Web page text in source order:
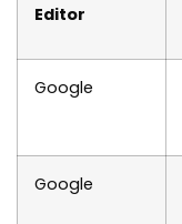
Editor
Google
Google